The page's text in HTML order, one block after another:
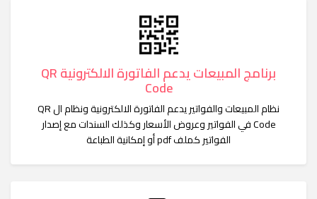
برنامج المبيعات يدعم الفاتورة الالكترونية QR
Code
نظام المبيعات والفواتير يدعم الفاتورة الالكترونية ونظام ال QR
Code في الفواتير وعروض الأسعار وكذلك السندات مع إصدار
الفواتير كملف pdf أو إمكانية الطباعة